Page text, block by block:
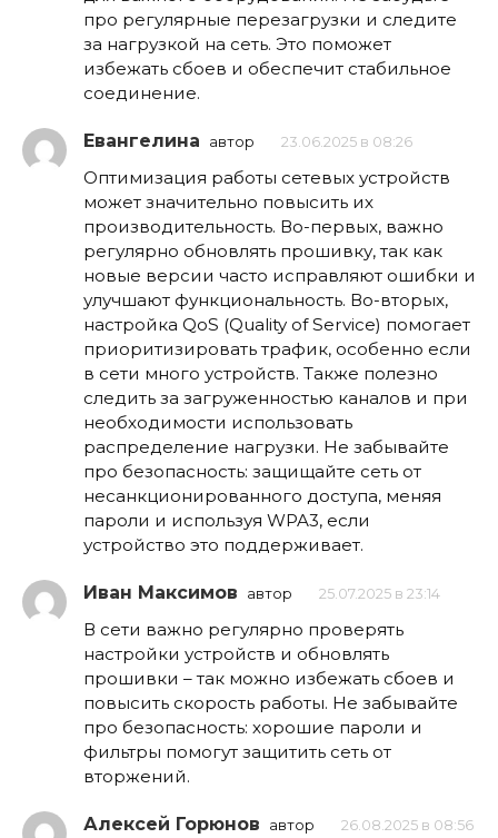
про регулярные перезагрузки и следите
за нагрузкой на сеть. Это поможет
избежать сбоев и обеспечит стабильное
соединение.
Евангелина автор 23.06.2025 в 08:26
Оптимизация работы сетевых устройств
может значительно повысить их
производительность. Во-первых, важно
регулярно обновлять прошивку, так как
новые версии часто исправляют ошибки и
улучшают функциональность. Во-вторых,
настройка QoS (Quality of Service) помогает
приоритизировать трафик, особенно если
в сети много устройств. Также полезно
следить за загруженностью каналов и при
необходимости использовать
распределение нагрузки. Не забывайте
про безопасность: защищайте сеть от
несанкционированного доступа, меняя
пароли и используя WPA3, если
устройство это поддерживает.
Иван Максимов автор 25.07.2025 в 23:14
В сети важно регулярно проверять
настройки устройств и обновлять
прошивки – так можно избежать сбоев и
повысить скорость работы. Не забывайте
про безопасность: хорошие пароли и
фильтры помогут защитить сеть от
вторжений.
Алексей Горюнов автор 26.08.2025 в 08:56